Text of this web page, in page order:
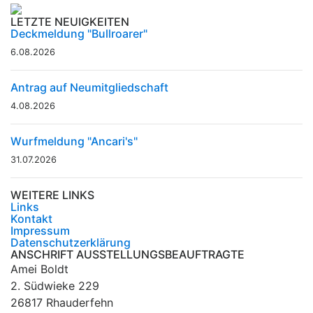
LETZTE NEUIGKEITEN
Deckmeldung "Bullroarer"
6.08.2026
Antrag auf Neumitgliedschaft
4.08.2026
Wurfmeldung "Ancari's"
31.07.2026
WEITERE LINKS
Links
Kontakt
Impressum
Datenschutzerklärung
ANSCHRIFT AUSSTELLUNGSBEAUFTRAGTE
Amei Boldt
2. Südwieke 229
26817 Rhauderfehn